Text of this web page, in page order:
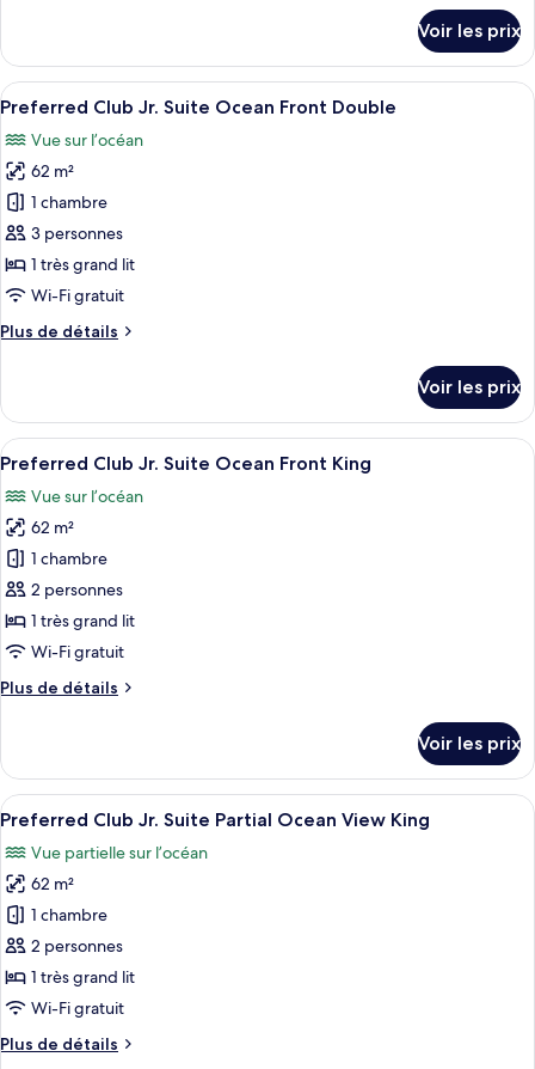
Suite
Ocean
Front
Swim
Out
King
le
type
de
Preferred
Club
Jr.
Suite
Ocean
Front
Swim
Out
Voir les prix
Afficher
toutes
les
photos
pour
ce
type
de
chambre :
Preferred
Suite
Ocean
Front
Double
Une chambre d’hôtel moderne dotée
3
Preferred Club Jr. Suite Ocean Front Double
Vue sur l’océan
62 m²
1 chambre
3 personnes
1 très grand lit
Wi-Fi gratuit
Plus de détails
Plus
le
type
de
Preferred
Club
Jr.
Suite
Ocean
Front
Double
Voir les prix
Afficher
toutes
les
photos
pour
ce
type
de
chambre :
Preferred
Suite
Ocean
Front
King
Une chambre d’hôtel moderne
4
Preferred Club Jr. Suite Ocean Front King
Vue sur l’océan
62 m²
1 chambre
2 personnes
1 très grand lit
Wi-Fi gratuit
Plus de détails
Plus
le
type
de
Preferred
Club
Jr.
Suite
Ocean
Front
King
Voir les prix
Afficher
toutes
les
photos
pour
ce
type
de
chambre :
Preferred
Une chambre d’hôtel moderne
2
Preferred Club Jr. Suite Partial Ocean View King
Vue partielle sur l’océan
62 m²
1 chambre
2 personnes
1 très grand lit
Wi-Fi gratuit
Plus de détails
Plus